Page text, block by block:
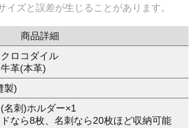
イズと誤差が生じることがあります。
商品詳細
ロコダイル
革(本革)
製)
名刺)ホルダー×1
なら8枚、名刺なら20枚ほど収納可能